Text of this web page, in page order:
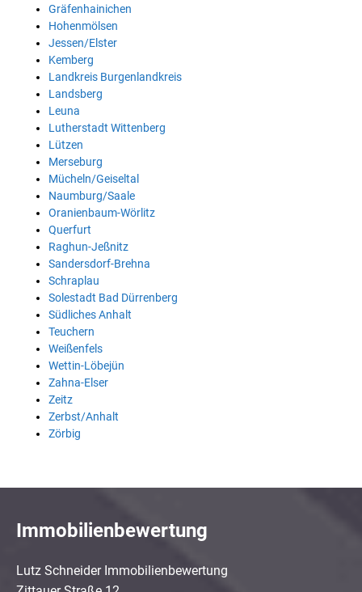
Gräfenhainichen
Hohenmölsen
Jessen/Elster
Kemberg
Landkreis Burgenlandkreis
Landsberg
Leuna
Lutherstadt Wittenberg
Lützen
Merseburg
Mücheln/Geiseltal
Naumburg/Saale
Oranienbaum-Wörlitz
Querfurt
Raghun-Jeßnitz
Sandersdorf-Brehna
Schraplau
Solestadt Bad Dürrenberg
Südliches Anhalt
Teuchern
Weißenfels
Wettin-Löbejün
Zahna-Elser
Zeitz
Zerbst/Anhalt
Zörbig
Immobilienbewertung
Lutz Schneider Immobilienbewertung